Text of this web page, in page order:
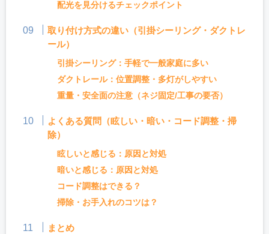
配光を見分けるチェックポイント
取り付け方式の違い（引掛シーリング・ダクトレ
ール）
引掛シーリング：手軽で一般家庭に多い
ダクトレール：位置調整・多灯がしやすい
重量・安全面の注意（ネジ固定/工事の要否）
よくある質問（眩しい・暗い・コード調整・掃
除）
眩しいと感じる：原因と対処
暗いと感じる：原因と対処
コード調整はできる？
掃除・お手入れのコツは？
まとめ